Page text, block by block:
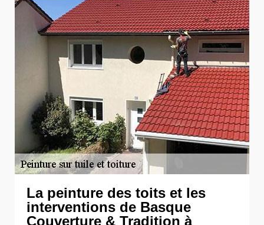
La peinture des toits et les
interventions de Basque
Couverture & Tradition à